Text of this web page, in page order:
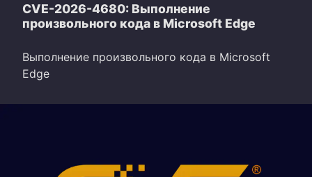
CVE-2026-4680: Выполнение
произвольного кода в Microsoft Edge
Выполнение произвольного кода в Microsoft
Edge